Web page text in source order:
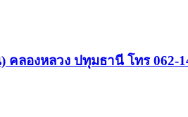
องหลวง ปทุมธานี โทร 062-